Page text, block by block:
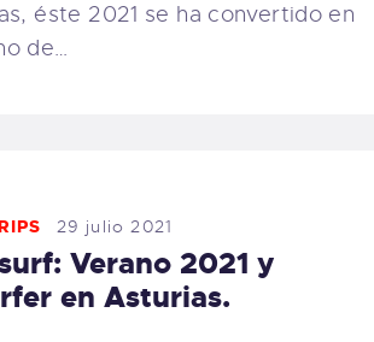
éste 2021 se ha convertido en
de…
29 julio 2021
Verano 2021 y
en Asturias.